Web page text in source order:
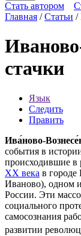
Стать автором
Главная /Статьи /
стачки
Язык
Следить
Править
Ива́ново-
события в
происходившие в
XX века в городе
Иваново), одном
России. Эти
социального
самосознания
развитии